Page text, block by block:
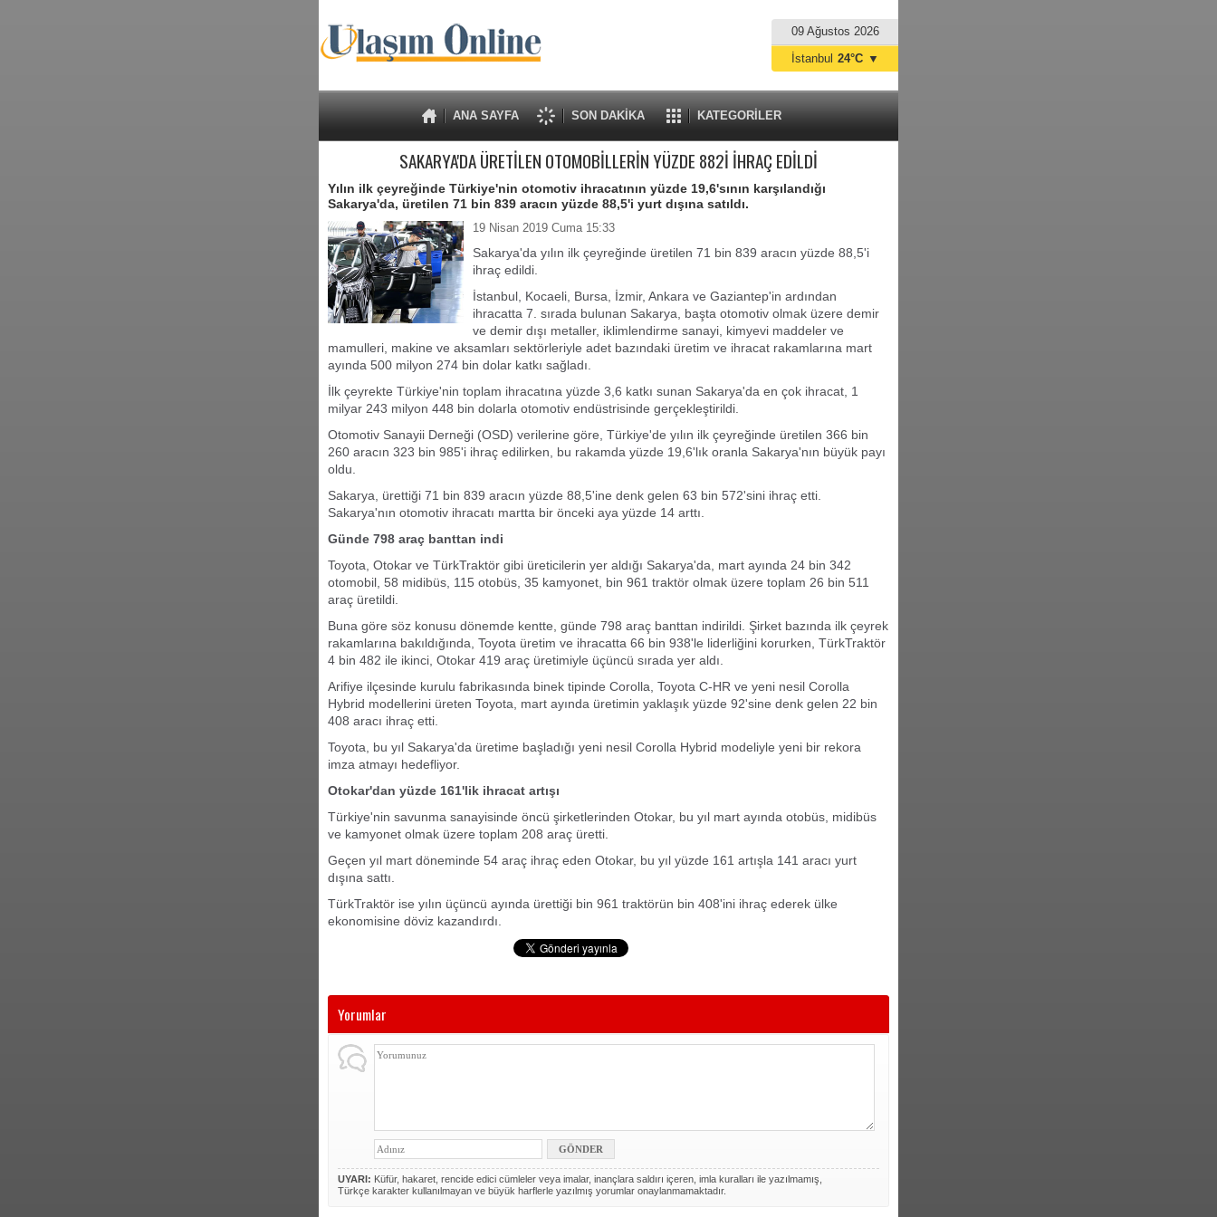
09 Ağustos 2026
ANA SAYFA SON DAKİKA KATEGORİLER
İstanbul 24°C ▼
SAKARYA'DA ÜRETİLEN OTOMOBİLLERİN YÜZDE 882İ İHRAÇ EDİLDİ
Yılın ilk çeyreğinde Türkiye'nin otomotiv ihracatının yüzde 19,6'sının karşılandığı
Sakarya'da, üretilen 71 bin 839 aracın yüzde 88,5'i yurt dışına satıldı.
19 Nisan 2019 Cuma 15:33
Sakarya'da yılın ilk çeyreğinde üretilen 71 bin 839 aracın yüzde 88,5'i
ihraç edildi.
İstanbul, Kocaeli, Bursa, İzmir, Ankara ve Gaziantep'in ardından
ihracatta 7. sırada bulunan Sakarya, başta otomotiv olmak üzere demir
ve demir dışı metaller, iklimlendirme sanayi, kimyevi maddeler ve
mamulleri, makine ve aksamları sektörleriyle adet bazındaki üretim ve ihracat rakamlarına mart
ayında 500 milyon 274 bin dolar katkı sağladı.
İlk çeyrekte Türkiye'nin toplam ihracatına yüzde 3,6 katkı sunan Sakarya'da en çok ihracat, 1
milyar 243 milyon 448 bin dolarla otomotiv endüstrisinde gerçekleştirildi.
Otomotiv Sanayii Derneği (OSD) verilerine göre, Türkiye'de yılın ilk çeyreğinde üretilen 366 bin
260 aracın 323 bin 985'i ihraç edilirken, bu rakamda yüzde 19,6'lık oranla Sakarya'nın büyük payı
oldu.
Sakarya, ürettiği 71 bin 839 aracın yüzde 88,5'ine denk gelen 63 bin 572'sini ihraç etti.
Sakarya'nın otomotiv ihracatı martta bir önceki aya yüzde 14 arttı.
Günde 798 araç banttan indi
Toyota, Otokar ve TürkTraktör gibi üreticilerin yer aldığı Sakarya'da, mart ayında 24 bin 342
otomobil, 58 midibüs, 115 otobüs, 35 kamyonet, bin 961 traktör olmak üzere toplam 26 bin 511
araç üretildi.
Buna göre söz konusu dönemde kentte, günde 798 araç banttan indirildi. Şirket bazında ilk çeyrek
rakamlarına bakıldığında, Toyota üretim ve ihracatta 66 bin 938'le liderliğini korurken, TürkTraktör
4 bin 482 ile ikinci, Otokar 419 araç üretimiyle üçüncü sırada yer aldı.
Arifiye ilçesinde kurulu fabrikasında binek tipinde Corolla, Toyota C-HR ve yeni nesil Corolla
Hybrid modellerini üreten Toyota, mart ayında üretimin yaklaşık yüzde 92'sine denk gelen 22 bin
408 aracı ihraç etti.
Toyota, bu yıl Sakarya'da üretime başladığı yeni nesil Corolla Hybrid modeliyle yeni bir rekora
imza atmayı hedefliyor.
Otokar'dan yüzde 161'lik ihracat artışı
Türkiye'nin savunma sanayisinde öncü şirketlerinden Otokar, bu yıl mart ayında otobüs, midibüs
ve kamyonet olmak üzere toplam 208 araç üretti.
Geçen yıl mart döneminde 54 araç ihraç eden Otokar, bu yıl yüzde 161 artışla 141 aracı yurt
dışına sattı.
TürkTraktör ise yılın üçüncü ayında ürettiği bin 961 traktörün bin 408'ini ihraç ederek ülke
ekonomisine döviz kazandırdı.
Yorumlar
UYARI: Küfür, hakaret, rencide edici cümleler veya imalar, inançlara saldırı içeren, imla kuralları ile yazılmamış,
Türkçe karakter kullanılmayan ve büyük harflerle yazılmış yorumlar onaylanmamaktadır.